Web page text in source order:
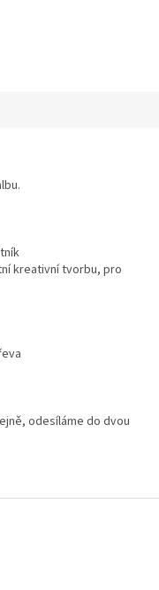
kreativní tvorbu, pro
odesíláme do dvou